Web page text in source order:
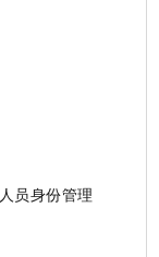
人员身份管理